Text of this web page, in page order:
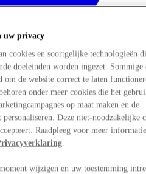
uw privacy
cookies en soortgelijke technologieën
doeleinden worden ingezet. Sommige
de website correct te laten
onder meer cookies die het
op maat maken en de
Deze niet-noodzakelijke
Raadpleeg voor meer
.
wijzigen en uw toestemming